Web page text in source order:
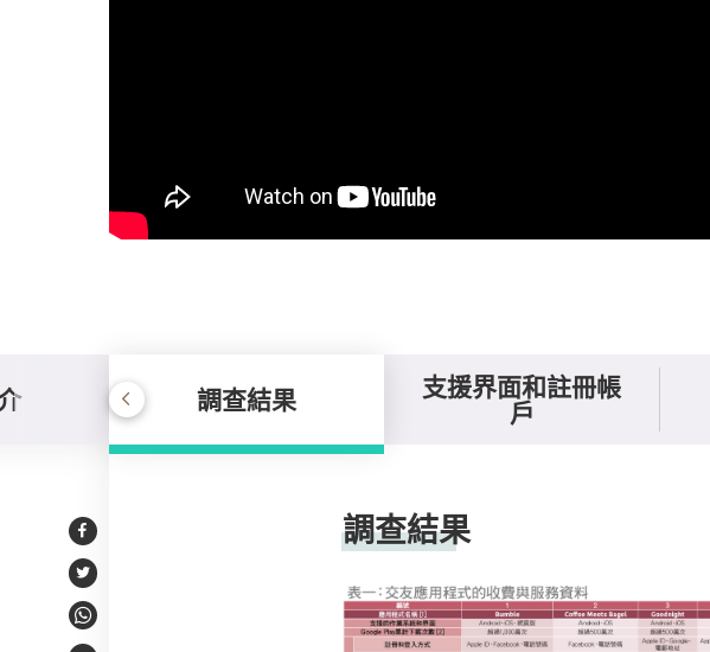
調查結果 支援界面和註冊帳
戶
Facebook
Twitter
WhatsApp
調查結果
調查結果